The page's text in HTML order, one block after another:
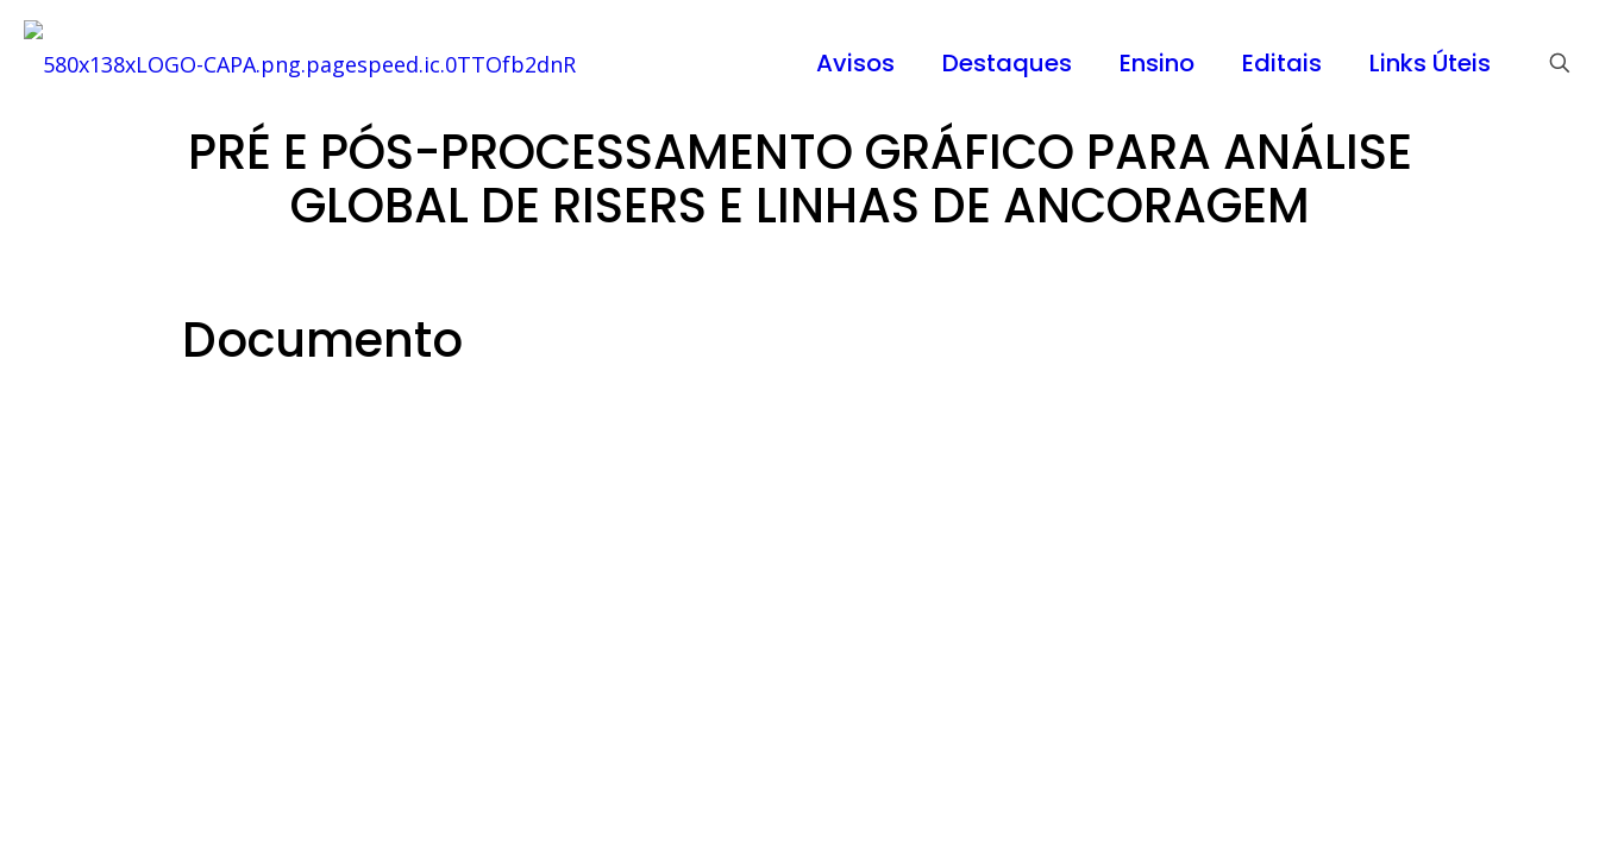
Avisos Destaques Ensino Editais Links Úteis
PRÉ E PÓS-PROCESSAMENTO GRÁFICO PARA ANÁLISE
GLOBAL DE RISERS E LINHAS DE ANCORAGEM
Documento